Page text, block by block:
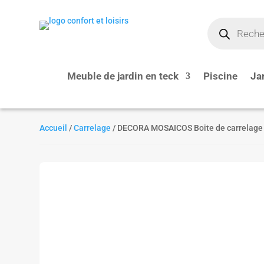
produits
Meuble de jardin en teck Piscine
Accueil /Carrelage / DECORA MOSAICOS Boite de